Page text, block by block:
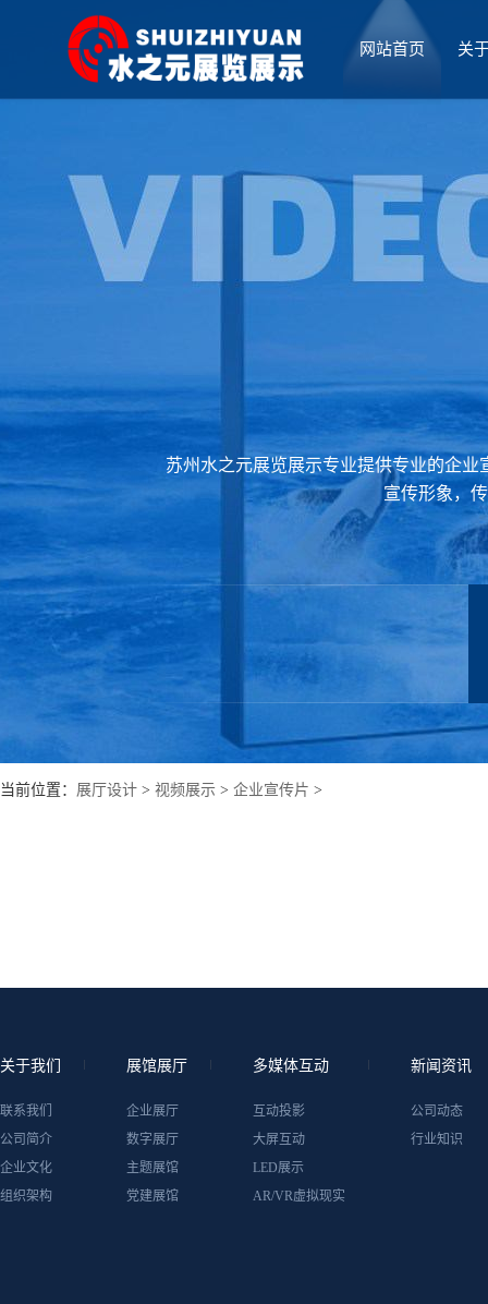
网站首页 关
苏州水之元展览展示专业提供专业的企
宣传形象，
当前位置： 展厅设计 > 视频展示 > 企业宣传片 >
关于我们
联系我们
公司简介
企业文化
组织架构
展馆展厅
企业展厅
数字展厅
主题展馆
党建展馆
多媒体互动
互动投影
大屏互动
LED展示
AR/VR虚拟现实
新闻资讯
公司动态
行业知识